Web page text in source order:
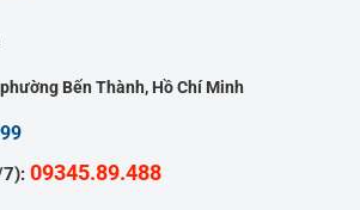
Bến Thành, Hồ Chí Minh
09345.89.488